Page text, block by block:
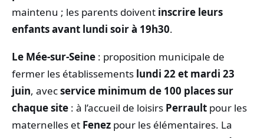
maintenu ; les parents doivent inscrire leurs
enfants avant lundi soir à 19h30.
Le Mée-sur-Seine : proposition municipale de
fermer les établissements lundi 22 et mardi 23
juin, avecservice minimum de 100 places sur
chaque site : à l’accueil de loisirs Perrault pour les
maternelles et Fenez pour les élémentaires. La